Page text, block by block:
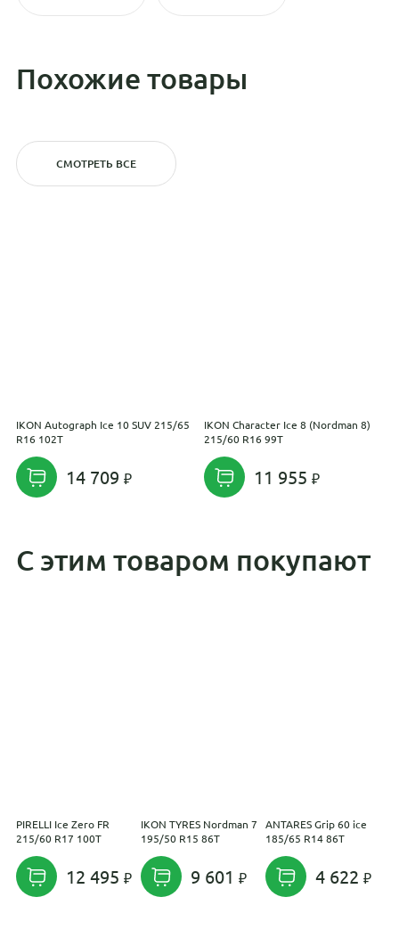
Похожие товары
СМОТРЕТЬ ВСЕ
IKON Autograph Ice 10 SUV 215/65
R16 102T
14 709
IKON Character Ice 8 (Nordman 8)
215/60 R16 99T
11 955
С этим товаром покупают
PIRELLI Ice Zero FR
215/60 R17 100T
12 495
IKON TYRES Nordman 7
195/50 R15 86T
9 601
ANTARES Grip 60 ice
185/65 R14 86T
4 622